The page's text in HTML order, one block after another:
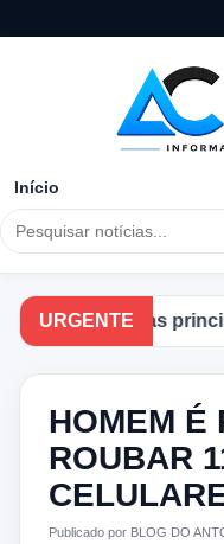
Início
URGENTE
as
HOMEM É
ROUBAR
Publicado por BLOG DO